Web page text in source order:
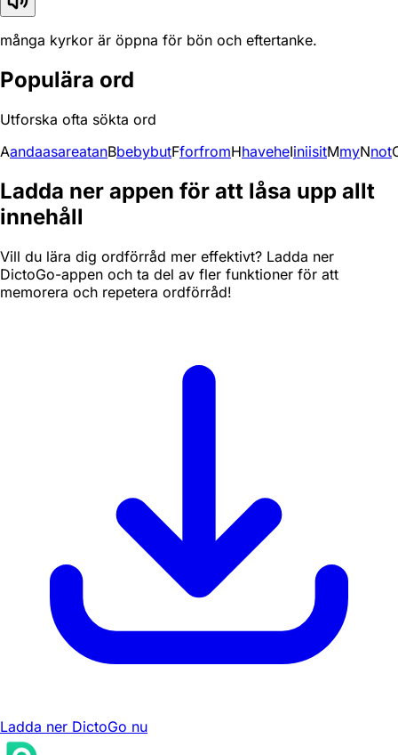
många kyrkor är öppna för bön och eftertanke.
Populära ord
Utforska ofta sökta ord
AandaasareatanBbebybutFforfromHhaveheIiniisitMmyNnot
Ladda ner appen för att låsa upp allt
innehåll
Vill du lära dig ordförråd mer effektivt? Ladda ner
DictoGo-appen och ta del av fler funktioner för att
memorera och repetera ordförråd!
Ladda ner DictoGo nu